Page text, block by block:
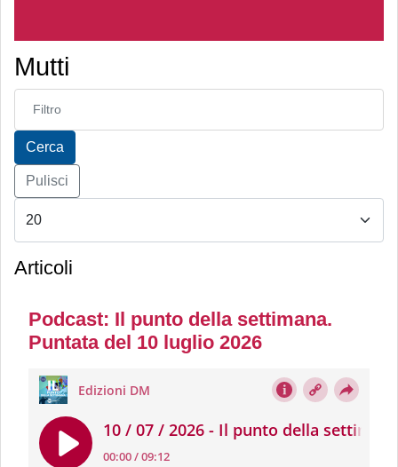
Mutti
Inserisci parte del titolo
Cerca
Pulisci
Articoli
Podcast: Il punto della settimana.
Puntata del 10 luglio 2026